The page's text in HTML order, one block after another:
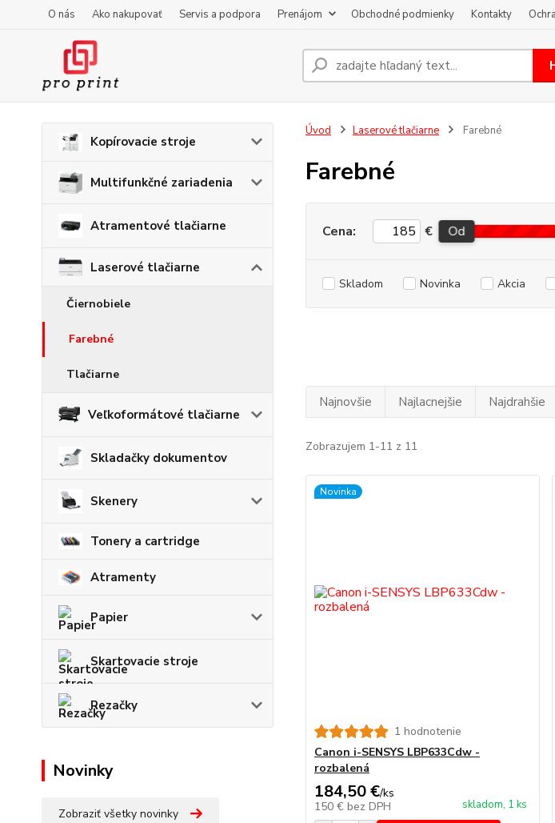
O nás Ako nakupovať Servis a podpora Prenájom Obchodné podmienky Kontakty
Kopírovacie stroje
Multifunkčné zariadenia
Atramentové tlačiarne
Laserové tlačiarne
Čiernobiele
Farebné
Tlačiarne
Veľkoformátové tlačiarne
Skladačky dokumentov
Skenery
Tonery a cartridge
Atramenty
Papier
Skartovacie stroje
Rezačky
Novinky
Zobraziť všetky novinky
Úvod Laserové tlačiarne Farebné
Farebné
Cena: € Od
Skladom Novinka Akcia
Najnovšie Najlacnejšie Najdrahšie
Zobrazujem 1-11 z 11
Novinka
1 hodnotenie
Canon i-SENSYS LBP633Cdw -
rozbalená
184,50 €/ks
150 € bez DPH skladom, 1 ks